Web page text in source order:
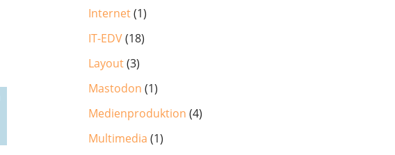
Internet(1)
IT-EDV(18)
Layout(3)
Mastodon (1)
Medienproduktion (4)
Multimedia (1)